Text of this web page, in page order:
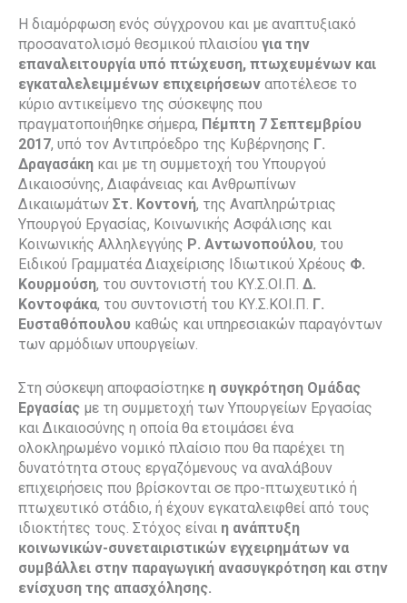
Η διαμόρφωση ενός σύγχρονου και με αναπτυξιακό
προσανατολισμό θεσμικού πλαισίου για την
επαναλειτουργία υπό πτώχευση, πτωχευμένων και
εγκαταλελειμμένων επιχειρήσεων αποτέλεσε το
κύριο αντικείμενο της σύσκεψης που
πραγματοποιήθηκε σήμερα, Πέμπτη 7 Σεπτεμβρίου
2017, υπό τον Αντιπρόεδρο της Κυβέρνησης Γ.
Δραγασάκη και με τη συμμετοχή του Υπουργού
Δικαιοσύνης, Διαφάνειας και Ανθρωπίνων
Δικαιωμάτων Στ. Κοντονή, της Αναπληρώτριας
Υπουργού Εργασίας, Κοινωνικής Ασφάλισης και
Κοινωνικής Αλληλεγγύης Ρ. Αντωνοπούλου, του
Ειδικού Γραμματέα Διαχείρισης Ιδιωτικού Χρέους Φ.
Κουρμούση, του συντονιστή του ΚΥ.Σ.ΟΙ.Π. Δ.
Κοντοφάκα, του συντονιστή του ΚΥ.Σ.ΚΟΙ.Π. Γ.
Ευσταθόπουλου καθώς και υπηρεσιακών παραγόντων
των αρμόδιων υπουργείων.
Στη σύσκεψη αποφασίστηκε η συγκρότηση Ομάδας
Εργασίας με τη συμμετοχή των Υπουργείων Εργασίας
και Δικαιοσύνης η οποία θα ετοιμάσει ένα
ολοκληρωμένο νομικό πλαίσιο που θα παρέχει τη
δυνατότητα στους εργαζόμενους να αναλάβουν
επιχειρήσεις που βρίσκονται σε προ-πτωχευτικό ή
πτωχευτικό στάδιο, ή έχουν εγκαταλειφθεί από τους
ιδιοκτήτες τους. Στόχος είναι η ανάπτυξη
κοινωνικών-συνεταιριστικών εγχειρημάτων να
συμβάλλει στην παραγωγική ανασυγκρότηση και στην
ενίσχυση της απασχόλησης.